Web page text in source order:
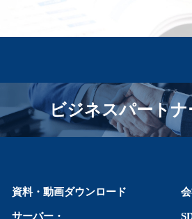
資料・動画ダウンロード
サーバー・
ビジネスパートナ